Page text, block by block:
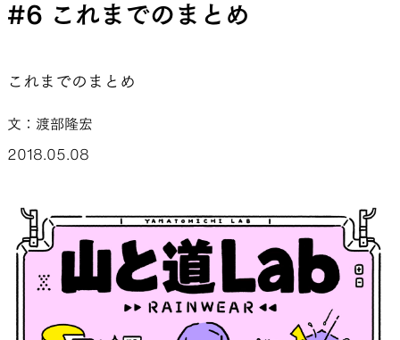
山道具として考えられたクロー
ジング
風や雨、寒さを防ぐシェル
HATS
ハイキングのためのヘッドウ
#6 これまでのまとめ
これまでのまとめ
文：渡部隆宏
2018.05.08